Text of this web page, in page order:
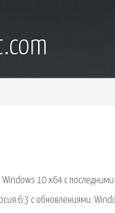
10 x64 с
6.3 с обновлениями.